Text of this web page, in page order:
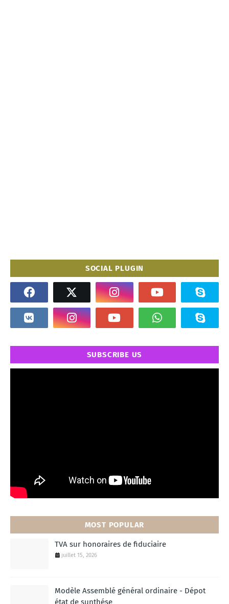
SOCIAL PLUGIN
SUBSCRIBE US
MOST POPULAR
TVA sur honoraires de fiduciaire
juillet 15, 2026
Modèle Assemblé général ordinaire - Dépot
état de sunthése